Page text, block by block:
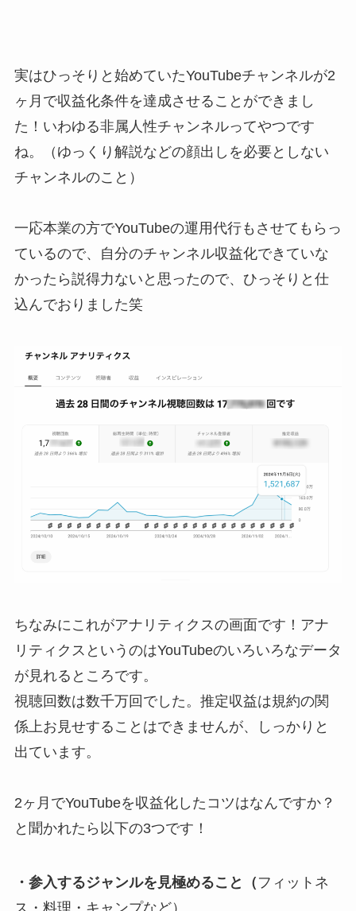
実はひっそりと始めていたYouTubeチャンネルが2
ヶ月で収益化条件を達成させることができまし
た！いわゆる非属人性チャンネルってやつです
ね。（ゆっくり解説などの顔出しを必要としない
チャンネルのこと）
一応本業の方でYouTubeの運用代行もさせてもらっ
ているので、自分のチャンネル収益化できていな
かったら説得力ないと思ったので、ひっそりと仕
込んでおりました笑
ちなみにこれがアナリティクスの画面です！アナ
リティクスというのはYouTubeのいろいろなデータ
が見れるところです。
視聴回数は数千万回でした。推定収益は規約の関
係上お見せすることはできませんが、しっかりと
出ています。
2ヶ月でYouTubeを収益化したコツはなんですか？
と聞かれたら以下の3つです！
・参入するジャンルを見極めること（ フィットネ
ス・料理・キャンプなど）